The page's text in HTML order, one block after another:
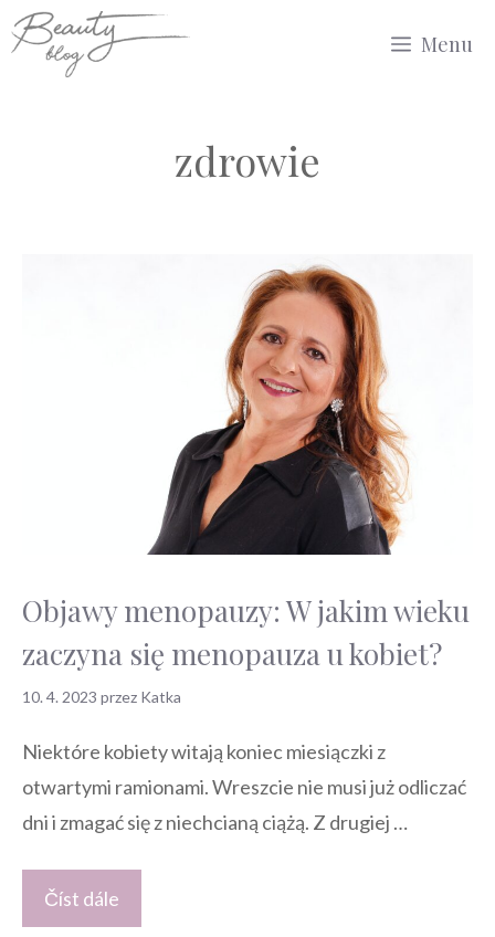
Przejdź
do
Menu
zdrowie
Objawy menopauzy: W jakim wieku
zaczyna się menopauza u kobiet?
10. 4. 2023 przez Katka
Niektóre kobiety witają koniec miesiączki z
otwartymi ramionami. Wreszcie nie musi już odliczać
dni i zmagać się z niechcianą ciążą. Z drugiej …
Číst dále